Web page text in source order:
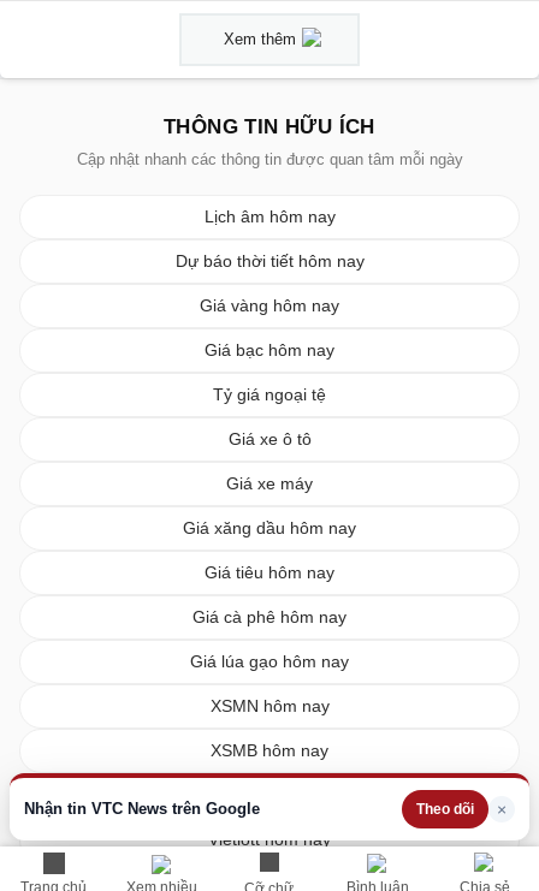
Trang chủ Xem nhiều Bình luận Chia sẻ
Nhận tin VTC News trên Google Theo dõi ×
Xem thêm
THÔNG TIN HỮU ÍCH
Cập nhật nhanh các thông tin được quan tâm mỗi ngày
Lịch âm hôm nay
Dự báo thời tiết hôm nay
Giá vàng hôm nay
Giá bạc hôm nay
Tỷ giá ngoại tệ
Giá xe ô tô
Giá xe máy
Giá xăng dầu hôm nay
Giá tiêu hôm nay
Giá cà phê hôm nay
Giá lúa gạo hôm nay
XSMN hôm nay
XSMB hôm nay
Vietlott hôm nay